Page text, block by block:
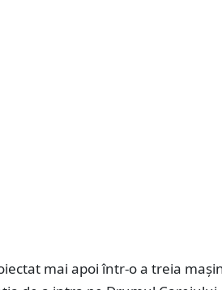
mai apoi într-o a treia